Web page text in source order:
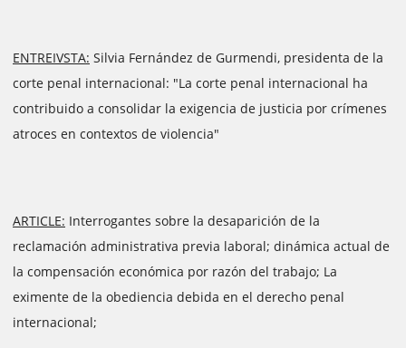
ENTREIVSTA: Silvia Fernández de Gurmendi, presidenta de la
corte penal internacional: "La corte penal internacional ha
contribuido a consolidar la exigencia de justicia por crímenes
atroces en contextos de violencia"
ARTICLE: Interrogantes sobre la desaparición de la
reclamación administrativa previa laboral; dinámica actual de
la compensación económica por razón del trabajo; La
eximente de la obediencia debida en el derecho penal
internacional;